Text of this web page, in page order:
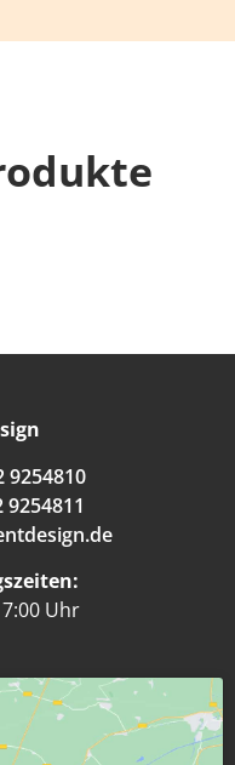
9254810
9254811
Uhr